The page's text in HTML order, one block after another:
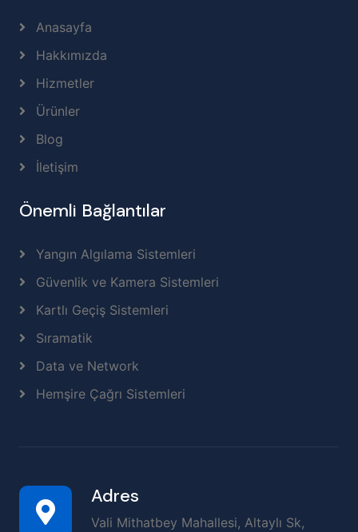
Anasayfa
Hakkımızda
Hizmetler
Ürünler
Blog
İletişim
Önemli Bağlantılar
Yangın Algılama Sistemleri
Güvenlik ve Kamera Sistemleri
Kartlı Geçiş Sistemleri
Sıramatik
Data ve Network
Hemşire Çağrı Sistemleri
Adres
Vali Mithatbey Mahallesi, Altaylı Sk,